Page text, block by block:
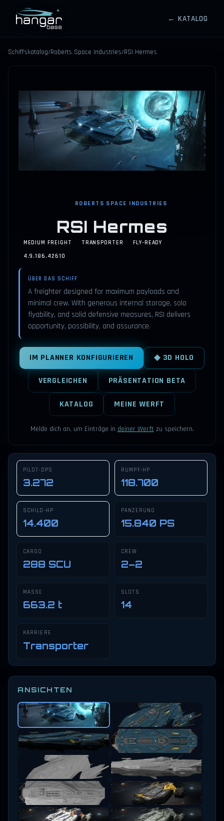
HANGARBASE
← KATALOG
Schiffskatalog/Roberts Space Industries/RSI Hermes
ROBERTS SPACE INDUSTRIES
RSI Hermes
MEDIUM FREIGHT TRANSPORTER
FLY-READY
4.9.186.42610
ÜBER DAS SCHIFF
A freighter designed for maximum payloads and
minimal crew. With generous internal storage, solo
flyability, and solid defensive measures, RSI delivers
opportunity, possibility, and assurance.
IM PLANNER KONFIGURIEREN ◆ 3D HOLO
VERGLEICHEN PRÄSENTATION BETA
KATALOG MEINE WERFT
Melde dich an, um Einträge in deiner Werft zu speichern.
PILOT-DPS
3.272
RUMPF-HP
118.700
SCHILD-HP
14.400
PANZERUNG
15.840 PS
CARGO
288 SCU
CREW
2–2
MASSE
663.2 t
SLOTS
14
KARRIERE
Transporter
ANSICHTEN